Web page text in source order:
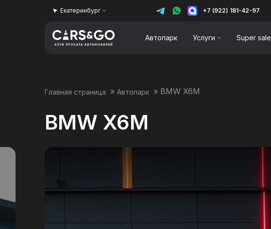
Автопарк Услуги Super sale
Екатеринбург +7 (922) 181-42-97
Главная страница » Автопарк » BMW X6M
BMW X6M